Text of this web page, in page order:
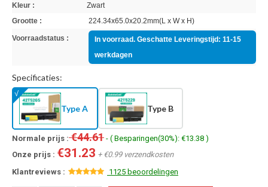
Kleur :
Zwart
Grootte :
224.34x65.0x20.2mm(L x W x H)
Voorraadstatus :
In voorraad. Geschatte Leveringstijd: 11-15
werkdagen
Specificaties:
Type A Type B
Normale prijs :€44.61 - ( Besparingen(30%): €13.38 )
Onze prijs : €31.23 + €0.99 verzendkosten
Klantreviews :
1125 beoordelingen